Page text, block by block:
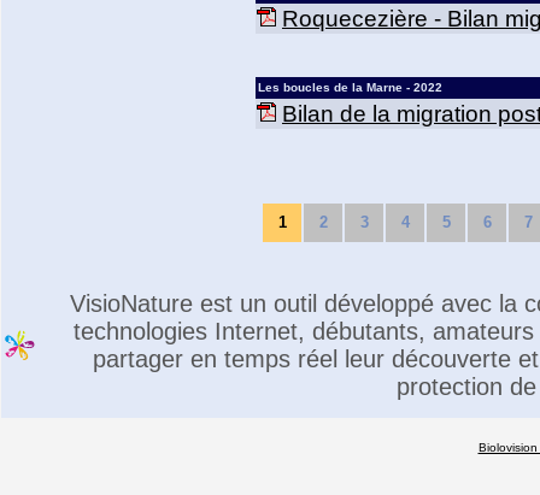
Roquecezière - Bilan
Les boucles de la Marne - 2022
Bilan de la migration
1 2 3 4 5 6 7
VisioNature est un outil développé avec la
technologies Internet, débutants,
partager en temps réel leur découverte
protection
Biolovision